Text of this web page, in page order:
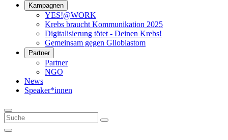
Kampagnen
YES!@WORK
Krebs braucht Kommunikation 2025
Digitalisierung tötet - Deinen Krebs!
Gemeinsam gegen Glioblastom
Partner
Partner
NGO
News
Speaker*innen